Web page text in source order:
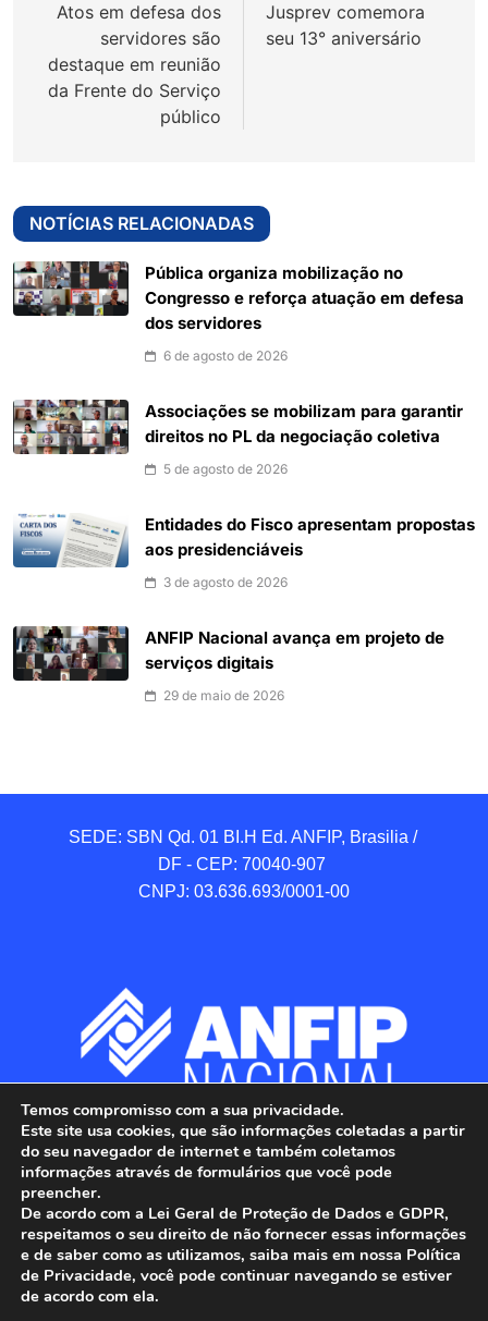
Post
Atos em defesa dos
servidores são
destaque em reunião
da Frente do Serviço
público
Jusprev comemora
seu 13° aniversário
NOTÍCIAS RELACIONADAS
Pública organiza mobilização no
Congresso e reforça atuação em defesa
dos servidores
6 de agosto de 2026
Associações se mobilizam para garantir
direitos no PL da negociação coletiva
5 de agosto de 2026
Entidades do Fisco apresentam propostas
aos presidenciáveis
3 de agosto de 2026
ANFIP Nacional avança em projeto de
serviços digitais
29 de maio de 2026
SEDE: SBN Qd. 01 BI.H Ed. ANFIP, Brasilia /
DF - CEP: 70040-907
CNPJ: 03.636.693/0001-00
ANFIP - Associação Nacional dos Auditores
Fiscais da Receita Federal do Brasil.
Temos compromisso com a sua privacidade.
Este site usa cookies, que são informações coletadas a partir
do seu navegador de internet e também coletamos
informações através de formulários que você pode
preencher.
De acordo com a Lei Geral de Proteção de Dados e GDPR,
respeitamos o seu direito de não fornecer essas informações
e de saber como as utilizamos, saiba mais em nossa Política
de Privacidade, você pode continuar navegando se estiver
de acordo com ela.